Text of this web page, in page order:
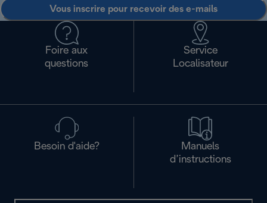
Vous inscrire pour recevoir des e-mails
Foire aux
questions
Service
Localisateur
Besoin d'aide?
Manuels
d’instructions